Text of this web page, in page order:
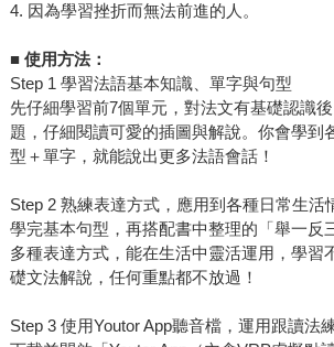
4. 因為學習挫折而無法前進的人。
■ 使用方法：
Step 1 學習法語基本知識、單字與句型
先仔細學習前7個單元，對法文有基礎認識
題，仔細閱讀可愛的插圖與解說。你會學到
型＋單字，就能說出更多法語會話！
Step 2 熟練表達方式，應用到各種日常生活
學完基本句型，再搭配書中整理的「舉一反
多種表達方式，能在生活中靈活運用，學習
礎文法解說，任何重點都不放過！
Step 3 使用Youtor App聽音檔，運用跟讀法